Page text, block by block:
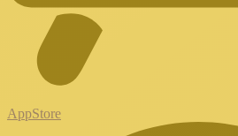
AppStore